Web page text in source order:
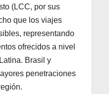
(LCC, por sus
que los viajes
representando
ofrecidos a nivel
Brasil y
penetraciones